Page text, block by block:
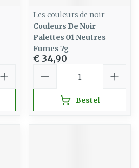
Les couleurs de noir
Couleurs De Noir
Palettes 01 Neutres
Fumes 7g
€ 34,90
Bestel